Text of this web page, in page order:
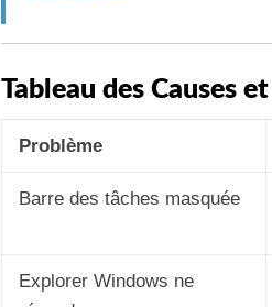
Tableau des Causes
Problème
Barre des tâches masquée
Explorer Windows ne